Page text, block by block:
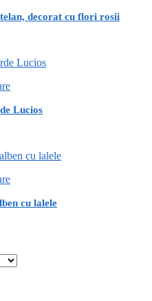
decorat cu flori rosii
Lucios
cu lalele